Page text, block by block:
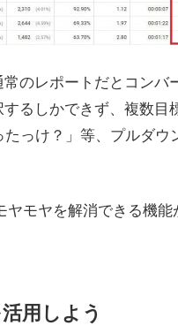
のレポートだとコン
るしかできず、複数目
たっけ？」等、プルダ
ヤモヤを解消できる機能
用しよう